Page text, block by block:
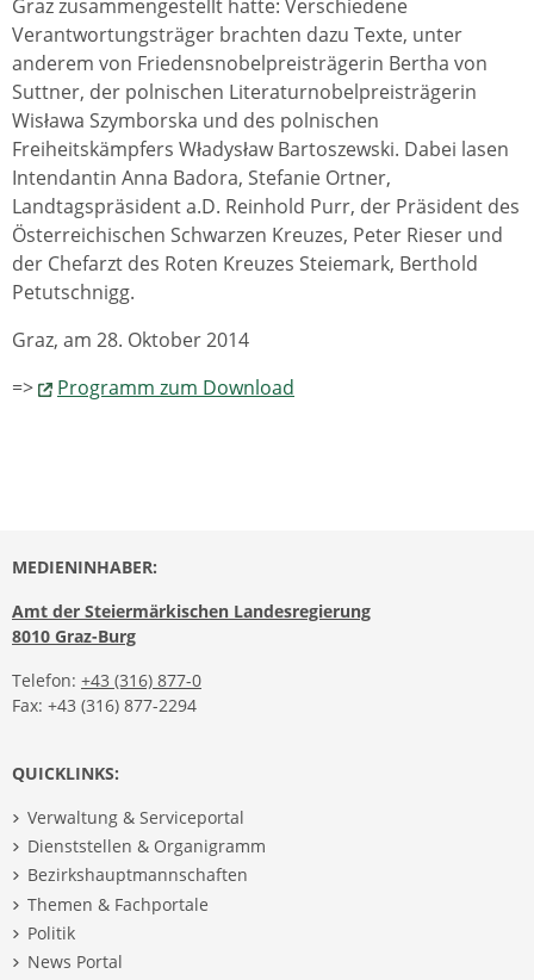
Graz zusammengestellt hatte: Verschiedene
Verantwortungsträger brachten dazu Texte, unter
anderem von Friedensnobelpreisträgerin Bertha von
Suttner, der polnischen Literaturnobelpreisträgerin
Wisława Szymborska und des polnischen
Freiheitskämpfers Władysław Bartoszewski. Dabei lasen
Intendantin Anna Badora, Stefanie Ortner,
Landtagspräsident a.D. Reinhold Purr, der Präsident des
Österreichischen Schwarzen Kreuzes, Peter Rieser und
der Chefarzt des Roten Kreuzes Steiemark, Berthold
Petutschnigg.
Graz, am 28. Oktober 2014
=>
Programm zum Download
MEDIENINHABER:
Amt der Steiermärkischen Landesregierung
8010 Graz-Burg
Telefon: +43 (316) 877-0
Fax: +43 (316) 877-2294
QUICKLINKS:
Verwaltung & Serviceportal
Dienststellen & Organigramm
Bezirkshauptmannschaften
Themen & Fachportale
Politik
News Portal